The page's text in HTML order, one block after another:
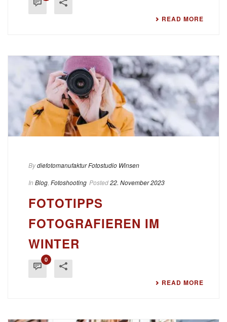
READ MORE
Bydiefotomanufaktur Fotostudio Winsen
In Blog Fotoshooting Posted22. November 2023
FOTOTIPPS
FOTOGRAFIEREN IM
WINTER
0
READ MORE